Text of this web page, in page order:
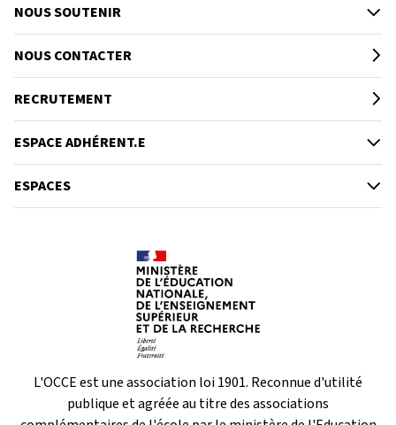
NOUS SOUTENIR
NOUS CONTACTER
RECRUTEMENT
ESPACE ADHÉRENT.E
ESPACES
L'OCCE est une association loi 1901. Reconnue d'utilité
publique et agréée au titre des associations